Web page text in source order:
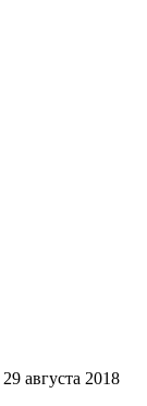
29 августа 2018